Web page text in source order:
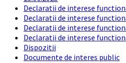
Declaratii de interese
Declaratii de interese
Declaratii de interese
Declaratii de interese
Dispozitii
Documente de interes public